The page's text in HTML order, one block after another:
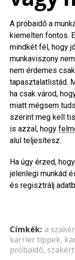
A próbaidő a
kiemelten fontos.
mindkét fél, hogy
munkaviszony
nem érdemes
tapasztalatlistád.
ha csak várod,
miatt mégsem
szerint meg kell
is azzal, hogy
alul teljesítesz.
Ha úgy érzed,
jelenlegi munkád
és regisztrálj
Címkék: a
karrier tippek,
próbaidő,